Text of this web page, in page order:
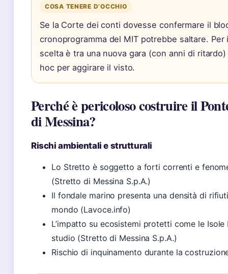
COSA TENERE D’OCCHIO
Se la Corte dei conti dovesse confermare il
cronoprogramma del MIT potrebbe saltare. Per
scelta è tra una nuova gara (con anni di
hoc per aggirare il visto.
Perché è pericoloso costruire il
di Messina?
Rischi ambientali e strutturali
Lo Stretto è soggetto a forti correnti e
(Stretto di Messina S.p.A.)
Il fondale marino presenta una densità di
mondo (Lavoce.info)
L’impatto su ecosistemi protetti come le
studio (Stretto di Messina S.p.A.)
Rischio di inquinamento durante la